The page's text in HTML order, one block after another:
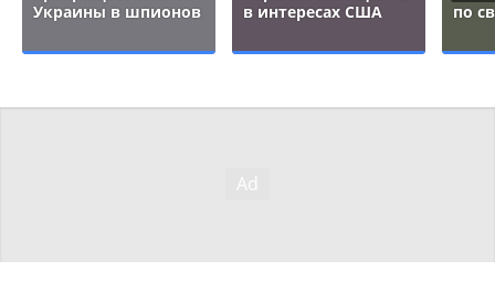
Украины в шпионов
в интересах США
по